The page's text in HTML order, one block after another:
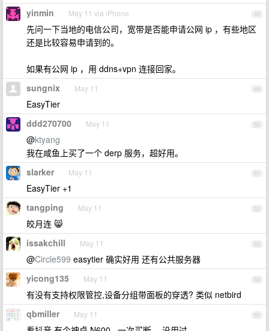
48
yinmin May 11 via iPhone
先问一下当地的电信公司，宽带是否能申请公网 ip ，有些地区
还是比较容易申请到的。
如果有公网 ip ，用 ddns+vpn 连接回家。
49
sungnix May 11
EasyTier
50
ddd270700 May 11
@ktyang
我在咸鱼上买了一个 derp 服务，超好用。
51
slarker May 11
EasyTier +1
52
tangping May 11
皎月连 😸
53
issakchill May 11
@Circle599 easytier 确实好用 还有公共服务器
54
yicong135 May 11
有没有支持权限管控,设备分组带面板的穿透? 类似 netbird
55
qbmiller May 11